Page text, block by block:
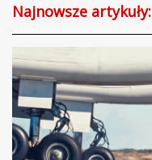
Najnowsze artykuły: